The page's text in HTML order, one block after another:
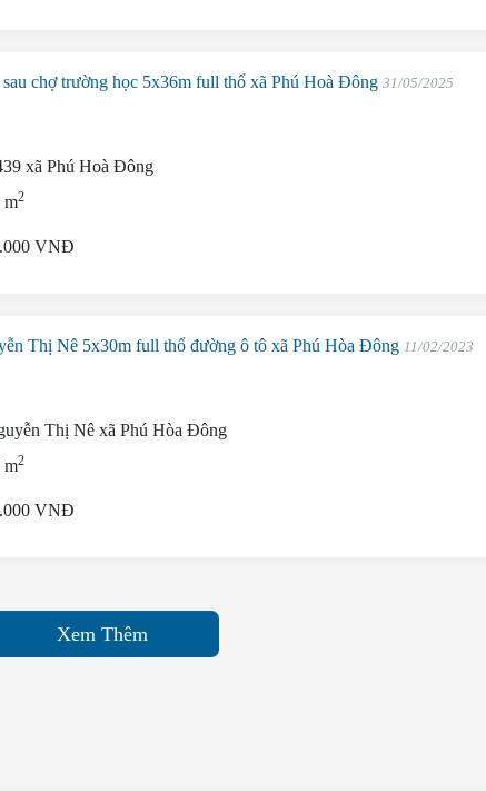
chợ trường học 5x36m full thổ xã Phú Hoà Đông31/05/2025
xã Phú Hoà Đông
m2
VNĐ
Thị Nê 5x30m full thổ đường ô tô xã Phú Hòa Đông 11/02/2023
Thị Nê xã Phú Hòa Đông
m2
VNĐ
Xem Thêm